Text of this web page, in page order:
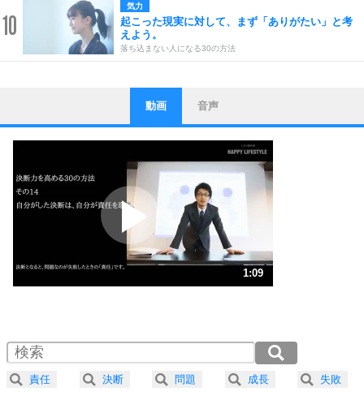
10
気力
起こった現実に対して、まず「ありがたい」と考
えよう。
落ち込まない人になる30の方法
1
ストレス対策
他人と比べない。
いっそのこと、他人を見ない。
いらいらしない人になる30の方法
プラス思考
ポジティブになれない原因は、行動しないから。
ポジティブ思考になる30の方法
ストレス対策
人生、なんとかなるもの。
気楽に生きる30の方法
4 器の大きい人は、怒りを優しさで表現する。
プラス思考
動画 音声
1:09
2.0倍速 （136KB 34秒）
2.5倍速 （109KB 27秒）
3.0倍速 （91KB 23秒）
責任 決断 問題 成長 失敗